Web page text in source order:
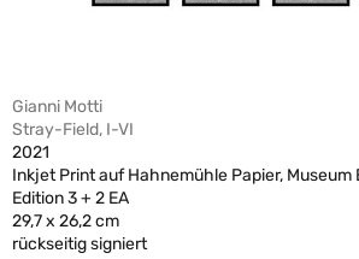
Gianni Motti
Stray-Field, I-VI
2021
Inkjet Print auf Hahnemühle Papier, Museum
Edition 3 + 2 EA
29,7 x 26,2 cm
rückseitig signiert